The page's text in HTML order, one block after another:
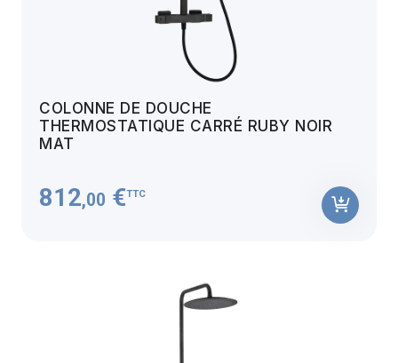
COLONNE DE DOUCHE
THERMOSTATIQUE CARRÉ RUBY NOIR
MAT
812,00 €TTC